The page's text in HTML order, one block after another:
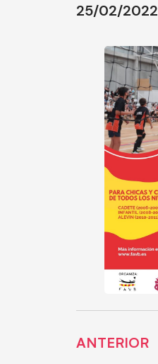
25/02/2022
ANTERIOR